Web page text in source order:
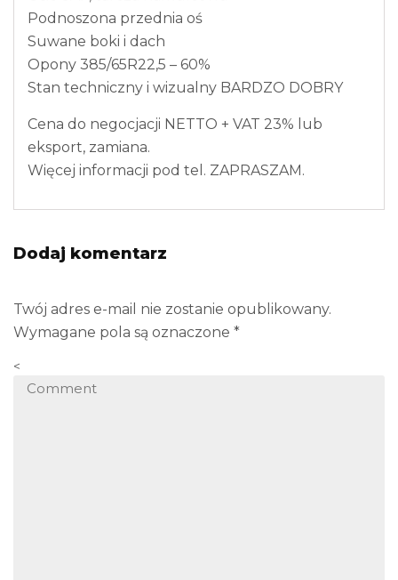
Podnoszona przednia oś
Suwane boki i dach
Opony 385/65R22,5 – 60%
Stan techniczny i wizualny BARDZO DOBRY
Cena do negocjacji NETTO + VAT 23% lub
eksport, zamiana.
Więcej informacji pod tel. ZAPRASZAM.
Dodaj komentarz
Twój adres e-mail nie zostanie opublikowany.
Wymagane pola są oznaczone *
<